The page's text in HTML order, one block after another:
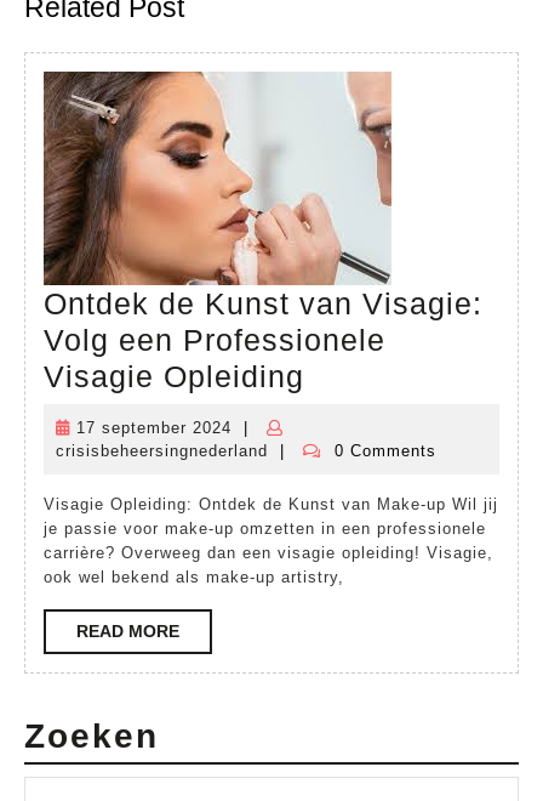
post:
Related Post
Ontdek de Kunst van Visagie:
Volg een Professionele
Visagie Opleiding
Kunst
Visagie:
Volg
een
Visagie
17 september 2024
17
september
crisisbeheersingnederland
crisisbeheersingnederland
0 Comments
Visagie Opleiding: Ontdek de Kunst van Make-up Wil jij
je passie voor make-up omzetten in een professionele
carrière? Overweeg dan een visagie opleiding! Visagie,
ook wel bekend als make-up artistry,
READ MOREREAD
MORE
Zoeken